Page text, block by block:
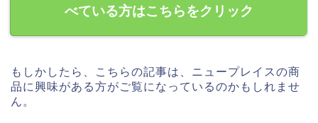
べている方はこちらをクリック
もしかしたら、こちらの記事は、ニュープレイスの商
品に興味がある方がご覧になっているのかもしれませ
ん。